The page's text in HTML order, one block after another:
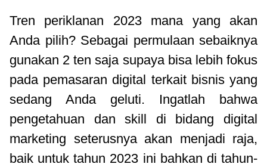
Tren periklanan 2023 mana yang akan
Anda pilih? Sebagai permulaan sebaiknya
gunakan 2 ten saja supaya bisa lebih fokus
pada pemasaran digital terkait bisnis yang
sedang Anda geluti. Ingatlah bahwa
pengetahuan dan skill di bidang digital
marketing seterusnya akan menjadi raja,
baik untuk tahun 2023 ini bahkan di tahun-